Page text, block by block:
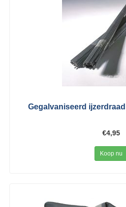
Gegalvaniseerd
€4,95
Koop nu